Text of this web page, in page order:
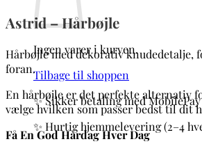
Ingen varer i kurven.
Tilbage til shoppen
✨ Sikker betaling med
✨ Hurtig hjemmelevering (2–4
kr. 90,00.kr. 22,00.
Astrid – Hårbøjle
Hårbøjle med dekorativ knudedetalje,
foran.
En hårbøjle er det perfekte alternativ
vælge hvilken som passer bedst til dit
Få En God Hårdag Hver Dag